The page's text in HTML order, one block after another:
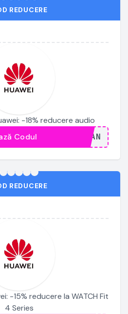
REDUCERE
-18% reducere audio
...JAN
Codul
REDUCERE
-15% reducere la WATCH Fit
4 Series